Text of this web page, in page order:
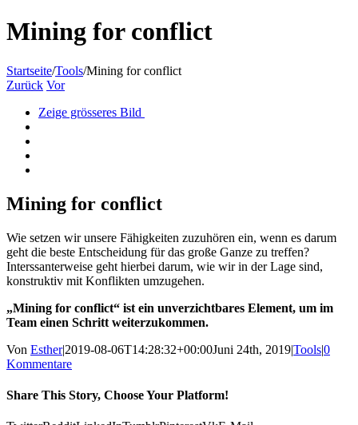
Mining for conflict
Startseite/Tools/Mining for conflict
Zurück Vor
Zeige grösseres Bild
Mining for conflict
Wie setzen wir unsere Fähigkeiten zuzuhören ein, wenn es darum
geht die beste Entscheidung für das große Ganze zu treffen?
Interssanterweise geht hierbei darum, wie wir in der Lage sind,
konstruktiv mit Konflikten umzugehen.
„Mining for conflict“ ist ein unverzichtbares Element, um im
Team einen Schritt weiterzukommen.
Von Esther|2019-08-06T14:28:32+00:00Juni 24th, 2019|Tools|0
Kommentare
Share This Story, Choose Your Platform!